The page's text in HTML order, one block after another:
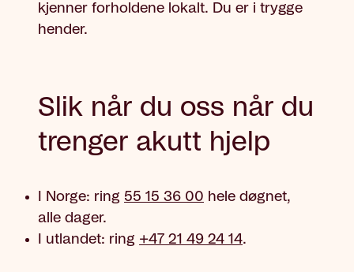
kjenner forholdene lokalt. Du er i trygge
hender.
Slik når du oss når du
trenger akutt hjelp
I Norge: ring 55 15 36 00 hele døgnet,
alle dager.
I utlandet: ring +47 21 49 24 14.